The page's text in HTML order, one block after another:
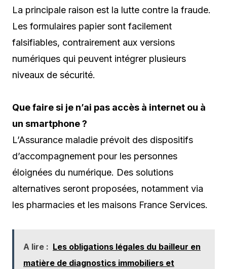
La principale raison est la lutte contre la fraude.
Les formulaires papier sont facilement
falsifiables, contrairement aux versions
numériques qui peuvent intégrer plusieurs
niveaux de sécurité.
Que faire si je n’ai pas accès à internet ou à
un smartphone ?
L’Assurance maladie prévoit des dispositifs
d’accompagnement pour les personnes
éloignées du numérique. Des solutions
alternatives seront proposées, notamment via
les pharmacies et les maisons France Services.
A lire : Les obligations légales du bailleur en
matière de diagnostics immobiliers et